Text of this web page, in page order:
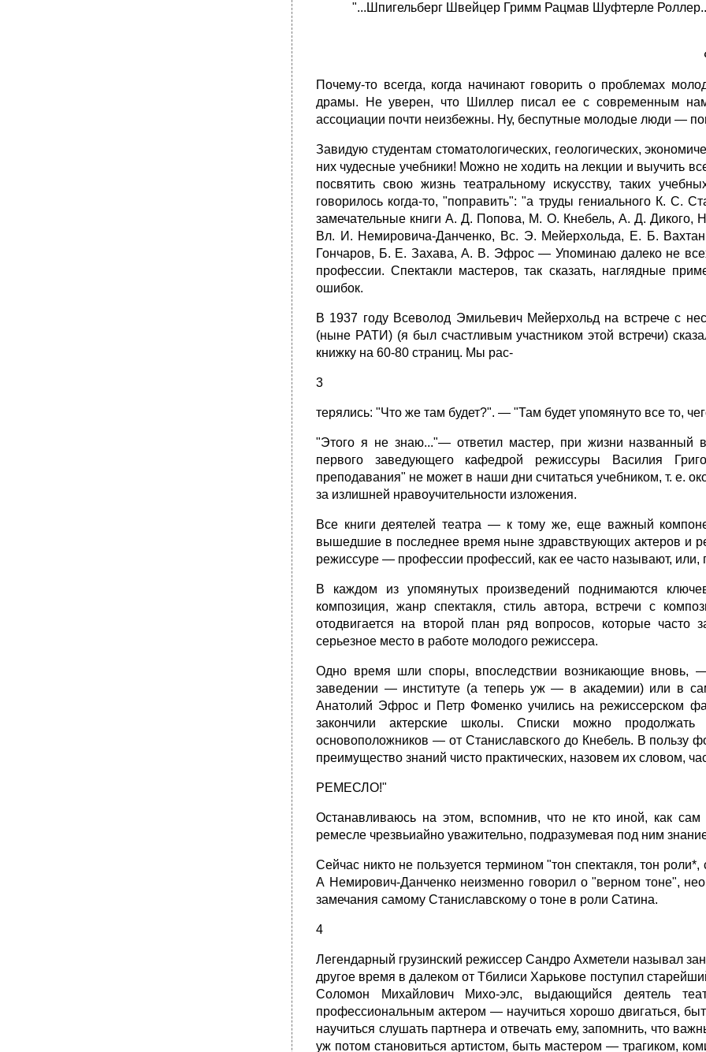
"...Шпигельберг Швейцер Гримм Рацмав Шуфтерле
Почему-то всегда, когда начинают говорить о проблемах
драмы. Не уверен, что Шиллер писал ее с современным
ассоциации почти неизбежны. Ну, беспутные молодые люди —
Завидую студентам стоматологических, геологических,
них чудесные учебники! Можно не ходить на лекции и выучить
посвятить свою жизнь театральному искусству, таких
говорилось когда-то, "поправить": "а труды гениального К. С.
замечательные книги А. Д. Попова, М. О. Кнебель, А. Д.
Вл. И. Немировича-Данченко, Вс. Э. Мейерхольда, Е. Б.
Гончаров, Б. Е. Захава, А. В. Эфрос — Упоминаю далеко не
профессии. Спектакли мастеров, так сказать, наглядные
ошибок.
В 1937 году Всеволод Эмильевич Мейерхольд на встрече с
(ныне РАТИ) (я был счастливым участником этой встречи)
книжку на 60-80 страниц. Мы рас-
3
терялись: "Что же там будет?". — "Там будет упомянуто все то,
"Этого я не знаю..."— ответил мастер, при жизни названный
первого заведующего кафедрой режиссуры Василия
преподавания" не может в наши дни считаться учебником, т. е.
за излишней нравоучительности изложения.
Все книги деятелей театра — к тому же, еще важный
вышедшие в последнее время ныне здравствующих актеров и
режиссуре — профессии профессий, как ее часто называют,
В каждом из упомянутых произведений поднимаются
композиция, жанр спектакля, стиль автора, встречи с
отодвигается на второй план ряд вопросов, которые
серьезное место в работе молодого режиссера.
Одно время шли споры, впоследствии возникающие вновь,
заведении — институте (а теперь уж — в академии) или в
Анатолий Эфрос и Петр Фоменко учились на режиссерском
закончили актерские школы. Списки можно
основоположников — от Станиславского до Кнебель. В пользу
преимущество знаний чисто практических, назовем их словом,
РЕМЕСЛО!"
Останавливаюсь на этом, вспомнив, что не кто иной, как
ремесле чрезвьиайно уважительно, подразумевая под ним
Сейчас никто не пользуется термином "тон спектакля, тон
А Немирович-Данченко неизменно говорил о "верном тоне",
замечания самому Станиславскому о тоне в роли Сатина.
4
Легендарный грузинский режиссер Сандро Ахметели называл
другое время в далеком от Тбилиси Харькове поступил
Соломон Михайлович Михо-элс, выдающийся деятель
профессиональным актером — научиться хорошо двигаться,
научиться слушать партнера и отвечать ему, запомнить, что
уж потом становиться артистом, быть мастером — трагиком,